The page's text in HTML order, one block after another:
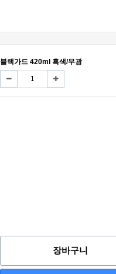
블랙가드 420ml 흑색/무광
장바구니